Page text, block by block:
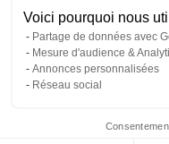
Voici pourquoi nous
Partage de données avec
Mesure d'audience &
Annonces personnalisées
Réseau social
Non
Veuillez appeler